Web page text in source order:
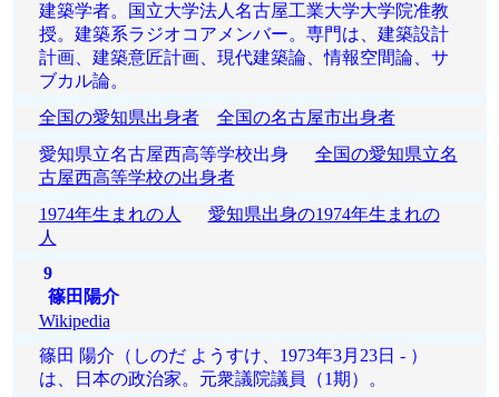
建築学者。国立大学法人名古屋工業大学大学院准教
授。建築系ラジオコアメンバー。専門は、建築設計
計画、建築意匠計画、現代建築論、情報空間論、サ
ブカル論。
全国の愛知県出身者
全国の名古屋市出身者
愛知県立名古屋西高等学校出身 全国の愛知県立名
古屋西高等学校の出身者
1974年生まれの人
愛知県出身の1974年生まれの
人
9
篠田陽介
Wikipedia
篠田 陽介（しのだ ようすけ、1973年3月23日 - ）
は、日本の政治家。元衆議院議員（1期）。